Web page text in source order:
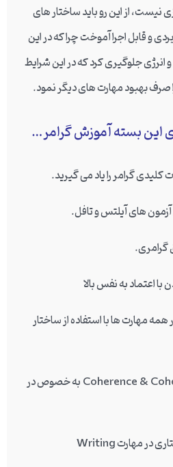
نیست، از این رو باید ساختار های
و قابل اجرا آموخت چرا که در این
جلوگیری کرد که در این شرایط
صرف بهبود مهارت های دیگر نمود.
این بسته آموزش گرامر…
همه مهارت ها با استفاده از ساختار
6. نحوه صحیح بهبود Coherence & Cohesion به خصوص در